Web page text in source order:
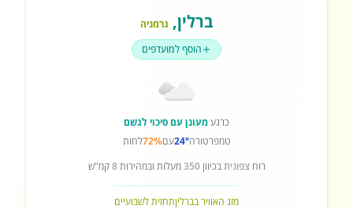
ברלין, גרמניה
הוסף למועדפים
כרגעמעונן עם סיכוי לגשם
טמפרטורה24°עם72%לחות
רוחצפוניתבכיוון350מעלות ובמהירות8קמ"ש
מזג האוויר בברליןתחזית לשבועיים